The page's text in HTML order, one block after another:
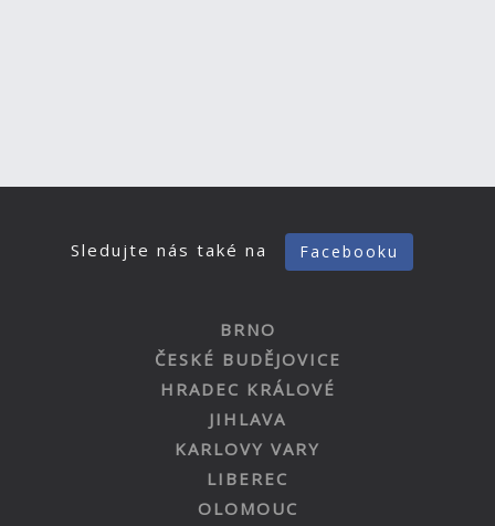
Sledujte nás také na Facebooku
BRNO
ČESKÉ BUDĚJOVICE
HRADEC KRÁLOVÉ
JIHLAVA
KARLOVY VARY
LIBEREC
OLOMOUC